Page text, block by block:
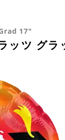
17"
ッツ グラ